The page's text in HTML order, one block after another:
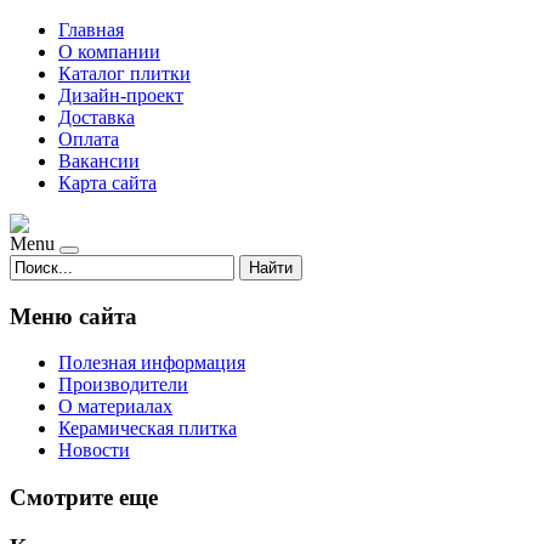
Главная
О компании
Каталог плитки
Дизайн-проект
Доставка
Оплата
Вакансии
Карта сайта
Menu
Найти
Меню сайта
Полезная информация
Производители
О материалах
Керамическая плитка
Новости
Смотрите еще